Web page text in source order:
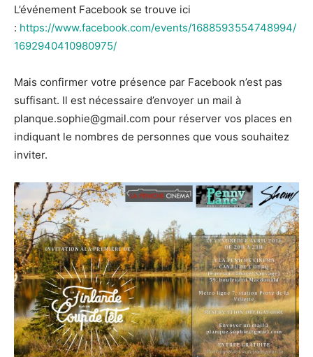
L’événement Facebook se trouve ici
: https://www.facebook.com/events/1688593554748994/
1692940410980975/
Mais confirmer votre présence par Facebook n’est pas
suffisant. Il est nécessaire d’envoyer un mail à
planque.sophie@gmail.com pour réserver vos places en
indiquant le nombres de personnes que vous souhaitez
inviter.